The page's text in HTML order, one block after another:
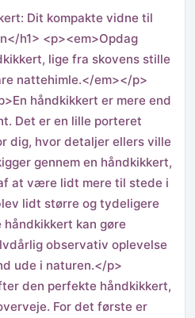
Dit kompakte vidne til
h1> <p><em>Opdag
lige fra skovens stille
nattehimle.</em></p>
håndkikkert er mere end
Det er en lille porteret
dig, hvor detaljer ellers ville
gennem en håndkikkert,
at være lidt mere til stede i
lidt større og tydeligere
håndkikkert kan gøre
observativ oplevelse
ude i naturen.</p>
den perfekte håndkikkert,
For det første er